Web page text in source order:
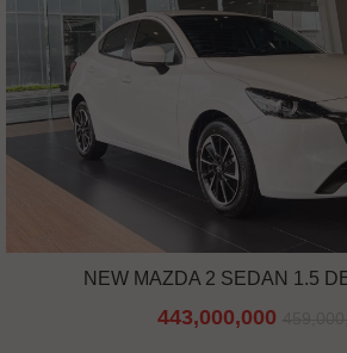
NEW MAZDA 2 SEDAN 1.5
443,000,000